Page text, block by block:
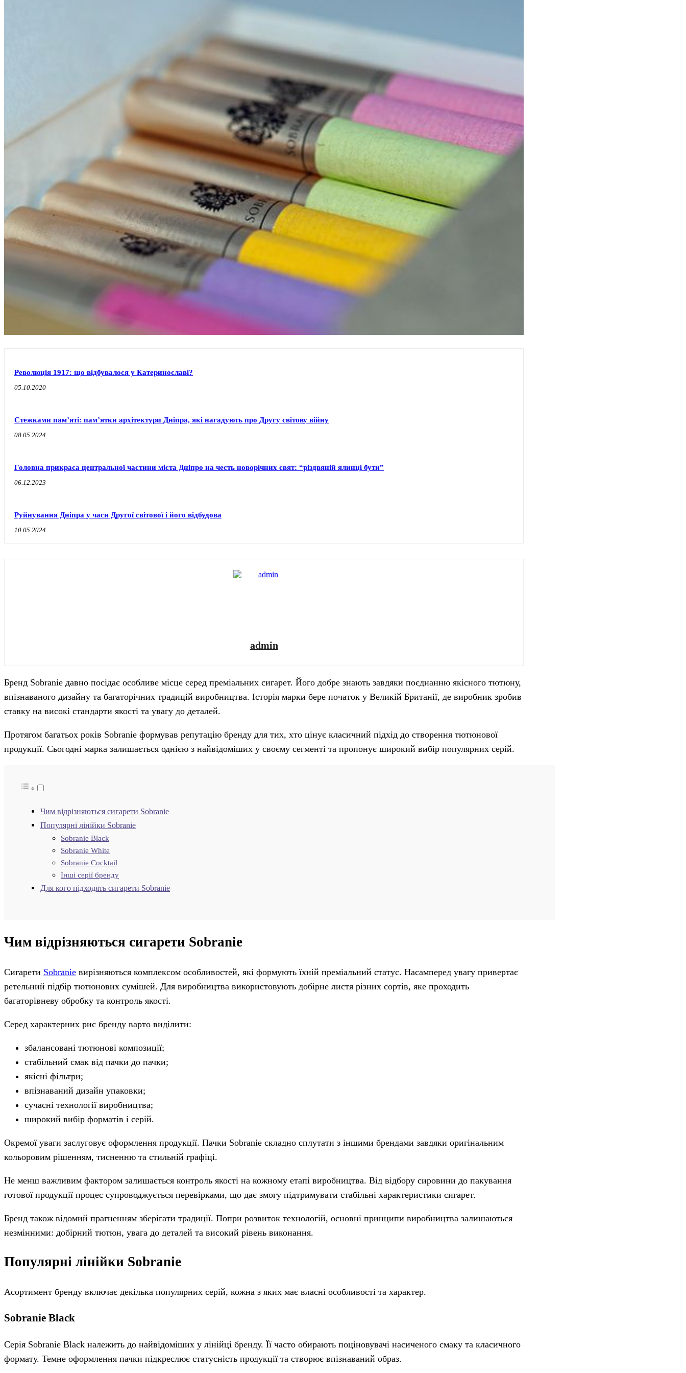
Революція 1917: що відбувалося у Катеринославі?
05.10.2020
Стежками пам’яті: пам’ятки архітектури Дніпра, які нагадують про Другу світову війну
08.05.2024
Головна прикраса центральної частини міста Дніпро на честь новорічних свят: “різдвяній ялинці бути”
06.12.2023
Руйнування Дніпра у часи Другої світової і його відбудова
10.05.2024
admin
Бренд Sobranie давно посідає особливе місце серед преміальних сигарет. Його добре знають завдяки поєднанню якісного тютюну,
впізнаваного дизайну та багаторічних традицій виробництва. Історія марки бере початок у Великій Британії, де виробник зробив
ставку на високі стандарти якості та увагу до деталей.
Протягом багатьох років Sobranie формував репутацію бренду для тих, хто цінує класичний підхід до створення тютюнової
продукції. Сьогодні марка залишається однією з найвідоміших у своєму сегменті та пропонує широкий вибір популярних серій.
Чим відрізняються сигарети Sobranie
Популярні лінійки Sobranie
Sobranie Black
Sobranie White
Sobranie Cocktail
Інші серії бренду
Для кого підходять сигарети Sobranie
Чим відрізняються сигарети Sobranie
Сигарети Sobranie вирізняються комплексом особливостей, які формують їхній преміальний статус. Насамперед увагу привертає
ретельний підбір тютюнових сумішей. Для виробництва використовують добірне листя різних сортів, яке проходить
багаторівневу обробку та контроль якості.
Серед характерних рис бренду варто виділити:
збалансовані тютюнові композиції;
стабільний смак від пачки до пачки;
якісні фільтри;
впізнаваний дизайн упаковки;
сучасні технології виробництва;
широкий вибір форматів і серій.
Окремої уваги заслуговує оформлення продукції. Пачки Sobranie складно сплутати з іншими брендами завдяки оригінальним
кольоровим рішенням, тисненню та стильній графіці.
Не менш важливим фактором залишається контроль якості на кожному етапі виробництва. Від відбору сировини до пакування
готової продукції процес супроводжується перевірками, що дає змогу підтримувати стабільні характеристики сигарет.
Бренд також відомий прагненням зберігати традиції. Попри розвиток технологій, основні принципи виробництва залишаються
незмінними: добірний тютюн, увага до деталей та високий рівень виконання.
Популярні лінійки Sobranie
Асортимент бренду включає декілька популярних серій, кожна з яких має власні особливості та характер.
Sobranie Black
Серія Sobranie Black належить до найвідоміших у лінійці бренду. Її часто обирають поціновувачі насиченого смаку та класичного
формату. Темне оформлення пачки підкреслює статусність продукції та створює впізнаваний образ.